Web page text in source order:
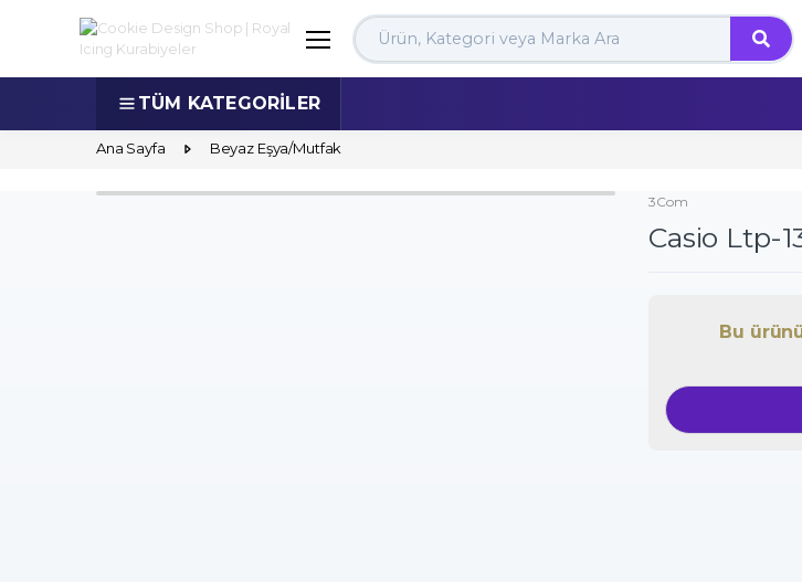
Search
TÜM KATEGORİLER
Ana Sayfa Beyaz Eşya/Mutfak
3Com
Casio Ltp-
Bu